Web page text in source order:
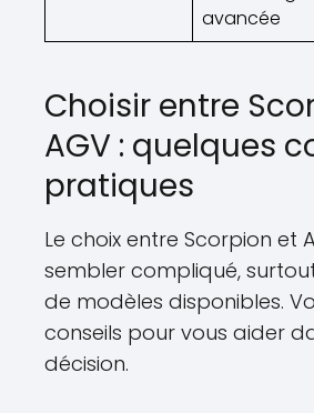
avancée
Choisir entre
AGV : quelques
pratiques
Le choix entre Scorpion et
sembler compliqué,
de modèles disponibles.
conseils pour vous aider
décision.